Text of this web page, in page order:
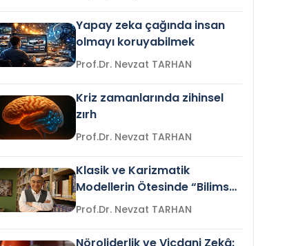
Yapay zeka çağında insan
olmayı koruyabilmek
Prof.Dr. Nevzat TARHAN
Kriz zamanlarında zihinsel
zırh
Prof.Dr. Nevzat TARHAN
Klasik ve Karizmatik
Modellerin Ötesinde “Bilimsel
Liderlik”
Prof.Dr. Nevzat TARHAN